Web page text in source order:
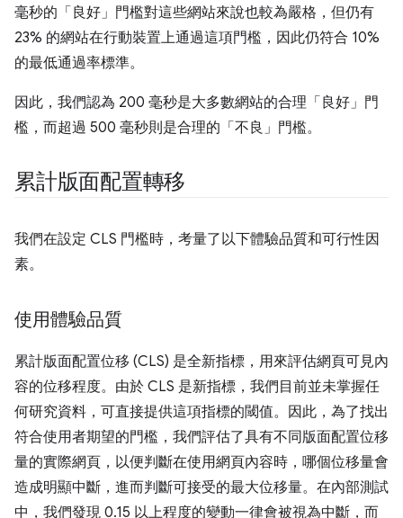
毫秒的「良好」門檻對這些網站來說也較為嚴格，但仍有
23% 的網站在行動裝置上通過這項門檻，因此仍符合 10%
的最低通過率標準。
因此，我們認為 200 毫秒是大多數網站的合理「良好」門
檻，而超過 500 毫秒則是合理的「不良」門檻。
累計版面配置轉移
我們在設定 CLS 門檻時，考量了以下體驗品質和可行性因
素。
使用體驗品質
累計版面配置位移 (CLS) 是全新指標，用來評估網頁可見內
容的位移程度。由於 CLS 是新指標，我們目前並未掌握任
何研究資料，可直接提供這項指標的閾值。因此，為了找出
符合使用者期望的門檻，我們評估了具有不同版面配置位移
量的實際網頁，以便判斷在使用網頁內容時，哪個位移量會
造成明顯中斷，進而判斷可接受的最大位移量。在內部測試
中，我們發現 0.15 以上程度的變動一律會被視為中斷，而